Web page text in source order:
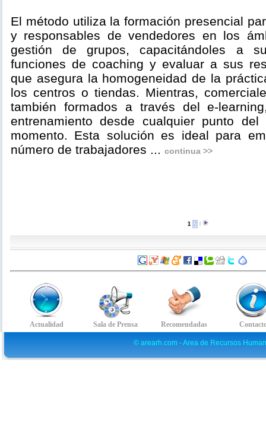
El método utiliza la formación presencial
y responsables de vendedores en los
gestión de grupos, capacitándoles a
funciones de coaching y evaluar a sus
que asegura la homogeneidad de la
los centros o tiendas. Mientras,
también formados a través del e-
entrenamiento desde cualquier punto
momento. Esta solución es ideal para
número de trabajadores ... continua >>
1 2
© arearh.com - Area de Recursos